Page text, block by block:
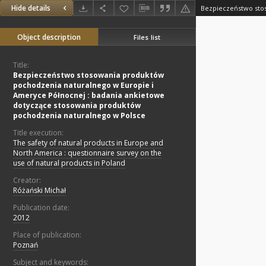
Hide details
Object description Files list
Title:
Bezpieczeństwo stosowania produktów
pochodzenia naturalnego w Europie i
Ameryce Północnej : badania ankietowe
dotyczące stosowania produktów
pochodzenia naturalnego w Polsce
Title execution:
The safety of natural products in Europe and
North America : questionnaire survey on the
use of natural products in Poland
Creator:
Różański Michał
Publication date:
2012
Place of publication:
Poznań
Subject and keywords: